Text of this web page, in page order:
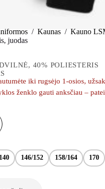
/ Kaunas / Kauno
juodas
40% POLIESTERIS
iki rugsėjo 1-osios,
ženklo gauti anksčiau –
146/152 158/164 170